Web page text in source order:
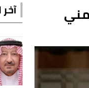
آخر